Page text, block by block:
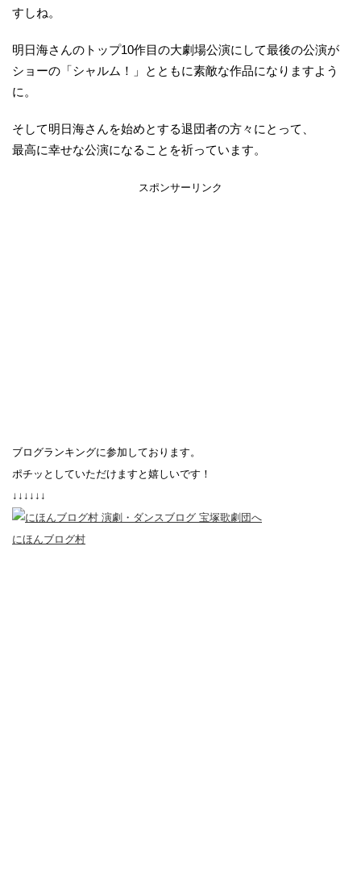
すしね。
明日海さんのトップ10作目の大劇場公演にして最後の公演が
ショーの「シャルム！」とともに素敵な作品になりますよう
に。
そして明日海さんを始めとする退団者の方々にとって、
最高に幸せな公演になることを祈っています。
スポンサーリンク
ブログランキングに参加しております。
ポチッとしていただけますと嬉しいです！
↓↓↓↓↓↓
にほんブログ村